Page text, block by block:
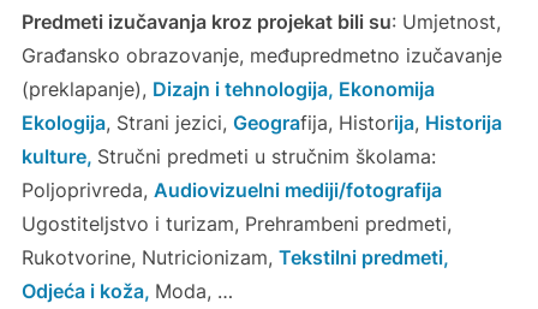
Predmeti izučavanja kroz projekat bili su: Umjetnost,
Građansko obrazovanje, međupredmetno izučavanje
(preklapanje), Dizajn i tehnologija, Ekonomija
Ekologija, Strani jezici, Geografija, Historija, Historija
kulture, Stručni predmeti u stručnim školama:
Poljoprivreda, Audiovizuelni mediji/fotografija
Ugostiteljstvo i turizam, Prehrambeni predmeti,
Rukotvorine, Nutricionizam, Tekstilni predmeti,
Odjeća i koža, Moda, …